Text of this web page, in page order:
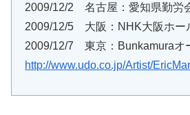
2009/12/2 名古屋：愛知県勤労
2009/12/5 大阪：NHK大阪ホー
2009/12/7 東京：Bunkamuraオ
http://www.udo.co.jp/Artist/